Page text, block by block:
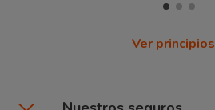
Ver principios